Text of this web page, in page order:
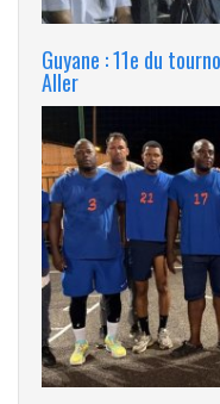
Guyane : 11e du
Aller